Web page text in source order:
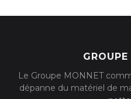
Le Groupe MONNET
dépanne du matériel de